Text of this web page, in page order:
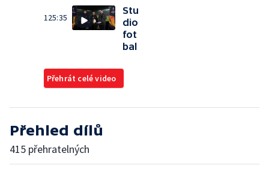
125:35
Stu
dio
fot
bal
Přehrát celé video
Přehled dílů
415 přehratelných